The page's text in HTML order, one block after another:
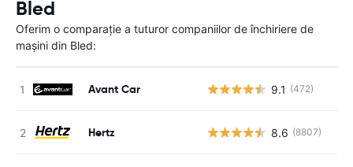
Bled
Oferim o comparație a tuturor companiilor de închiriere de
mașini din Bled:
Avant Car 9.1 (472)
Hertz 8.6 (8807)